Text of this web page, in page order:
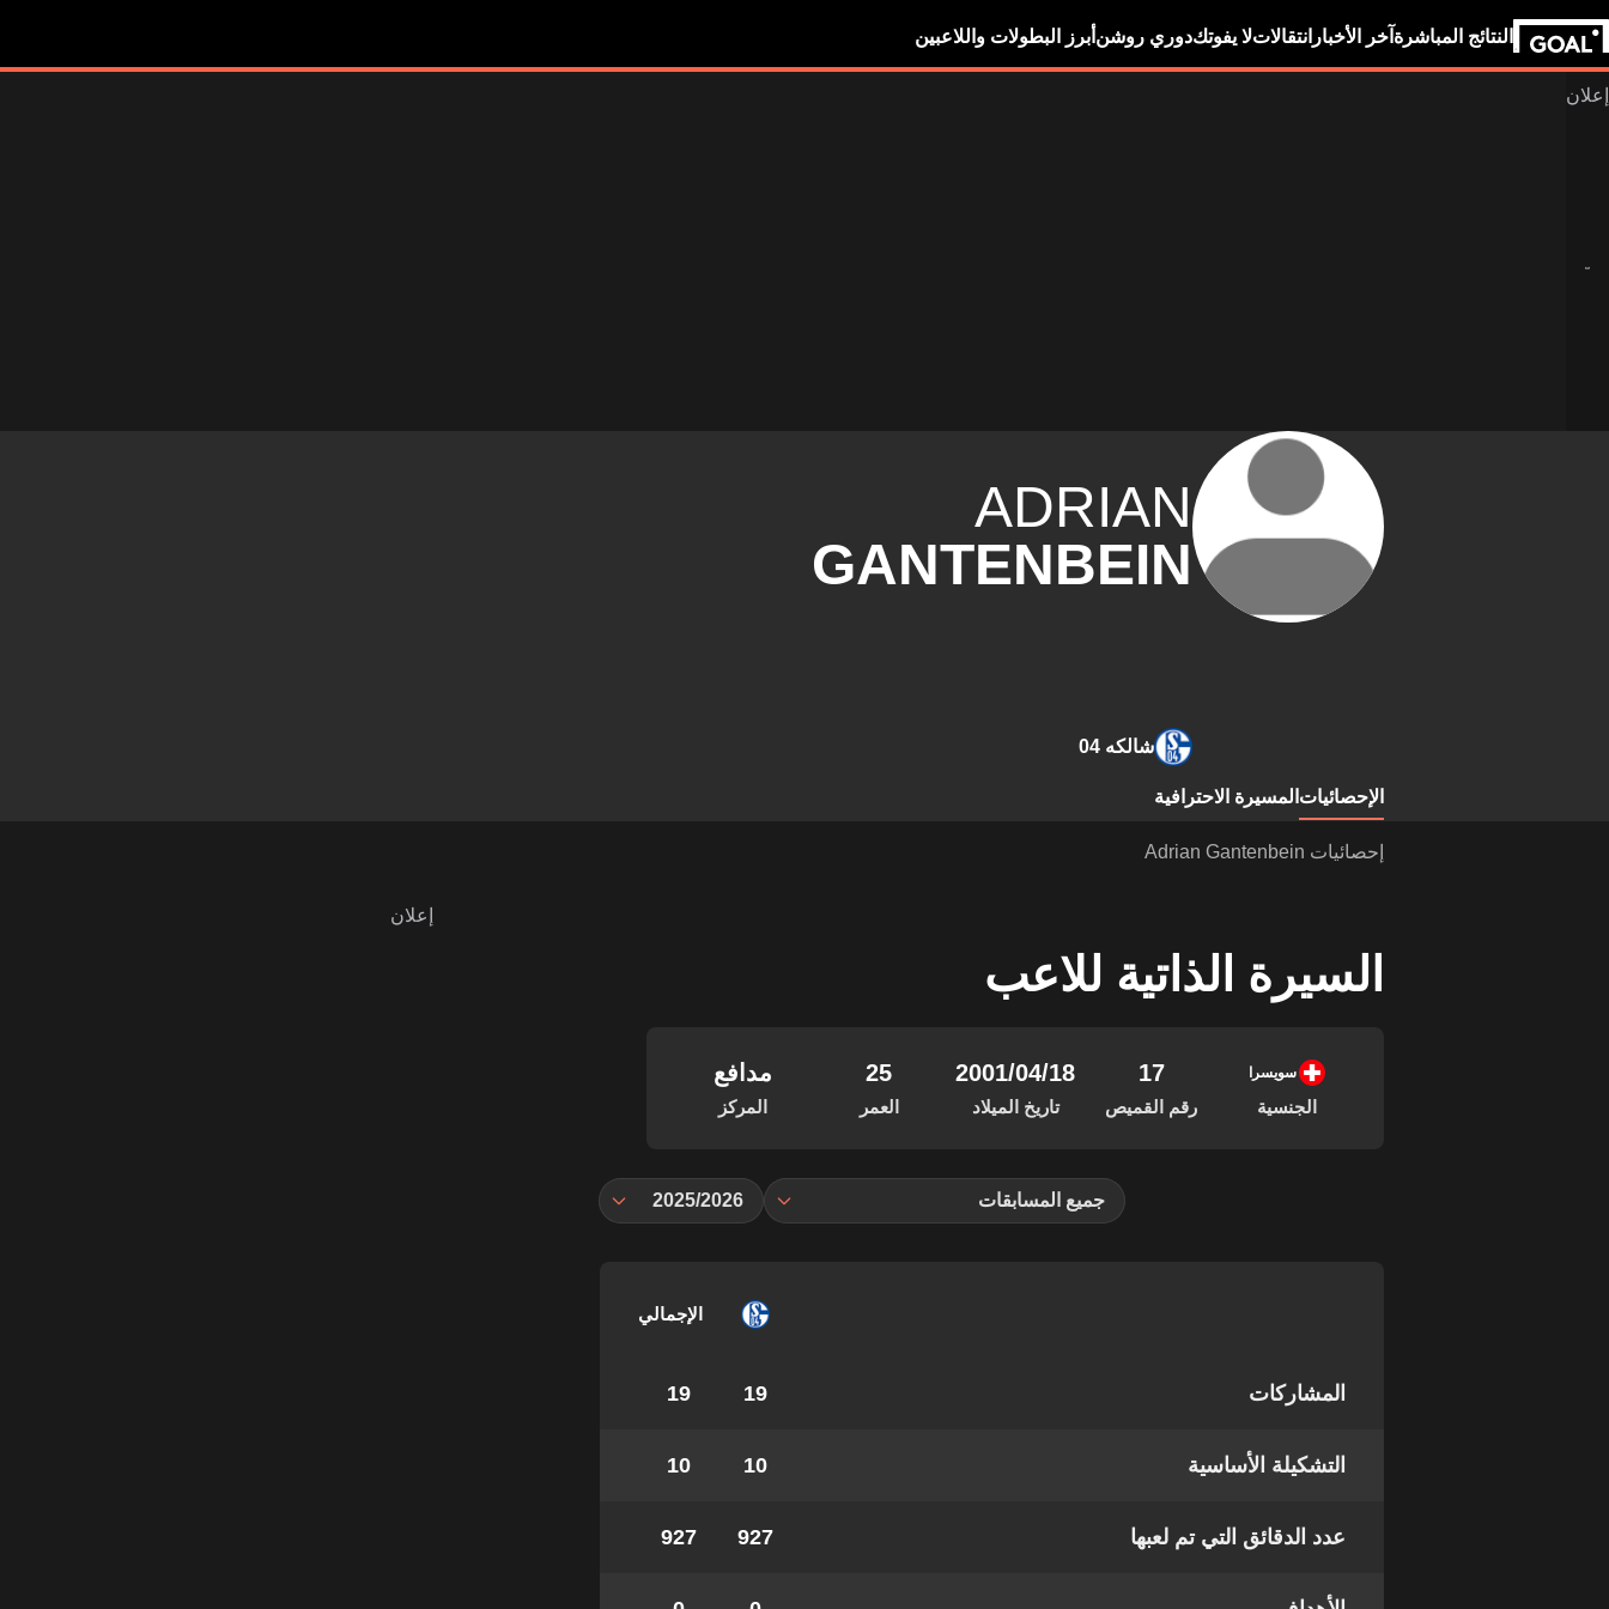
النتائج المباشرة آخر الأخبار انتقالاتلا يفوتكدوري روشن أبرز البطولات واللاعبين
ADRIAN
GANTENBEIN
شالكه 04
الإحصائيات المسيرة الاحترافية
إحصائيات Adrian Gantenbein
السيرة الذاتية للاعب
سويسرا
الجنسية
17
رقم القميص
18‏/04‏/2001
تاريخ الميلاد
25
العمر
مدافع
المركز
جميع المسابقات 2025/2026
الإجمالي
المشاركات 19
19
التشكيلة الأساسية 10
10
عدد الدقائق التي تم لعبها 927
927